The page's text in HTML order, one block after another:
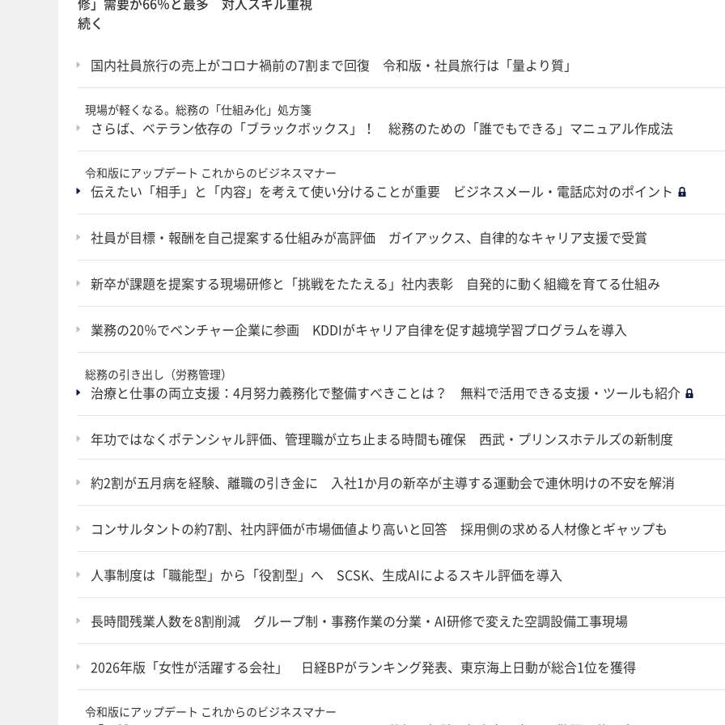
続く
国内社員旅行の売上がコロナ禍前の7割まで回復 令和版・社員旅行は「量より質」
現場が軽くなる。総務の「仕組み化」処方箋
さらば、ベテラン依存の「ブラックボックス」！ 総務のための「誰でもできる」マニュアル作成法
令和版にアップデート これからのビジネスマナー
伝えたい「相手」と「内容」を考えて使い分けることが重要 ビジネスメール・電話応対のポイント
社員が目標・報酬を自己提案する仕組みが高評価 ガイアックス、自律的なキャリア支援で受賞
新卒が課題を提案する現場研修と「挑戦をたたえる」社内表彰 自発的に動く組織を育てる仕組み
業務の20％でベンチャー企業に参画 KDDIがキャリア自律を促す越境学習プログラムを導入
総務の引き出し（労務管理）
治療と仕事の両立支援：4月努力義務化で整備すべきことは？ 無料で活用できる支援・ツールも紹介
年功ではなくポテンシャル評価、管理職が立ち止まる時間も確保 西武・プリンスホテルズの新制度
約2割が五月病を経験、離職の引き金に 入社1か月の新卒が主導する運動会で連休明けの不安を解消
コンサルタントの約7割、社内評価が市場価値より高いと回答 採用側の求める人材像とギャップも
人事制度は「職能型」から「役割型」へ SCSK、生成AIによるスキル評価を導入
長時間残業人数を8割削減 グループ制・事務作業の分業・AI研修で変えた空調設備工事現場
2026年版「女性が活躍する会社」 日経BPがランキング発表、東京海上日動が総合1位を獲得
令和版にアップデート これからのビジネスマナー